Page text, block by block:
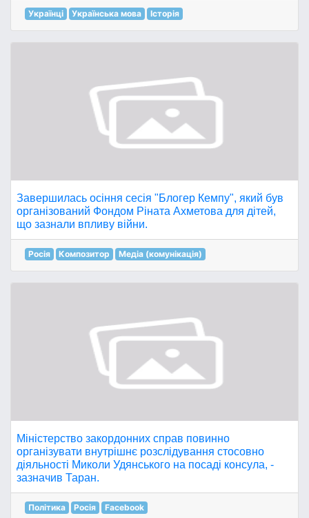
Українці Українська мова Історія
Завершилась осіння сесія "Блогер Кемпу", який був
організований Фондом Ріната Ахметова для дітей,
що зазнали впливу війни.
Росія Композитор Медіа (комунікація)
Міністерство закордонних справ повинно
організувати внутрішнє розслідування стосовно
діяльності Миколи Удянського на посаді консула, -
зазначив Таран.
Політика Росія Facebook